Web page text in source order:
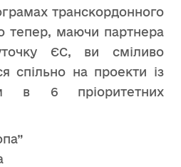
транскордонного
тепер, маючи партнера
ЄС, ви сміливо
спільно на проекти із
в 6 пріоритетних